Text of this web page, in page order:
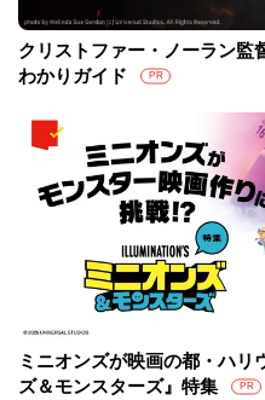
クリストファー・ノーラン監
わかりガイド
PR
ミニオンズが映画の都・ハ
ズ＆モンスターズ』特集
PR